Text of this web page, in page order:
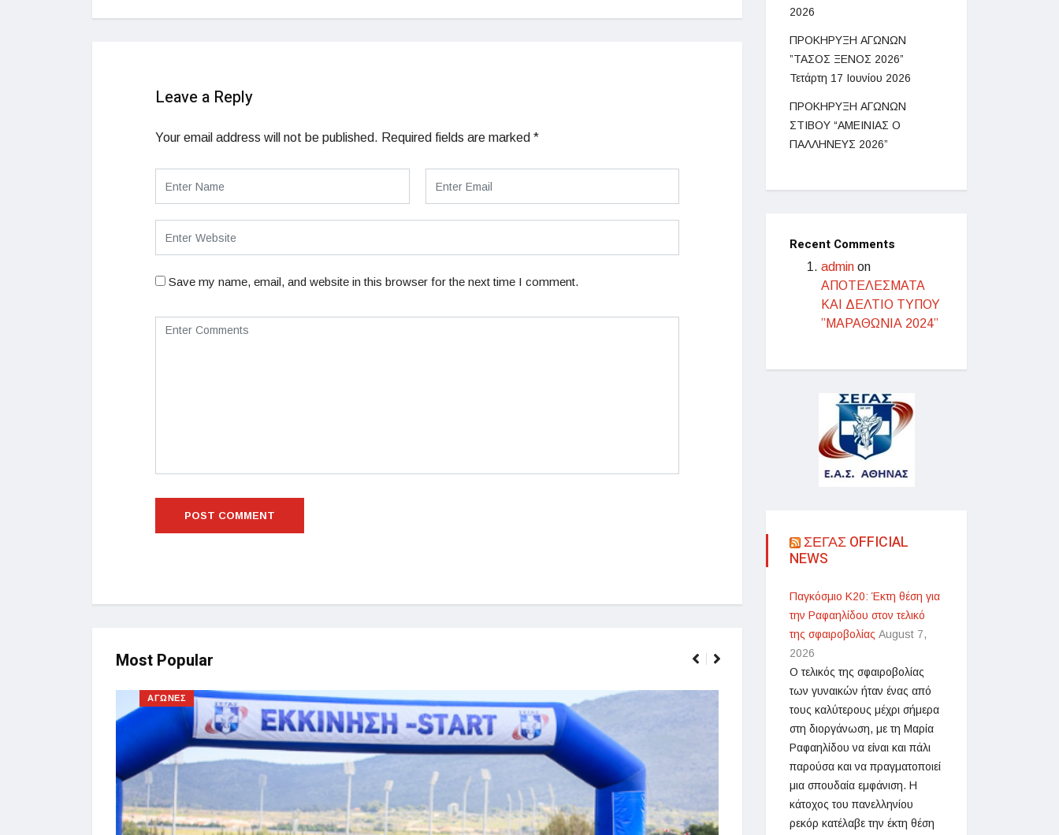
Leave a Reply
Your email address will not be published. Required fields are marked *
Save my name, email, and website in this browser for the next time I comment.
Most Popular
ΑΓΩΝΕΣ
2026
ΠΡΟΚΗΡΥΞΗ ΑΓΩΝΩΝ
”ΤΑΣΟΣ ΞΕΝΟΣ 2026”
Τετάρτη 17 Ιουνίου 2026
ΠΡΟΚΗΡΥΞΗ AΓΩΝΩΝ
ΣΤΙΒΟΥ “ΑΜΕΙΝΙΑΣ Ο
ΠΑΛΛΗΝΕΥΣ 2026”
Recent Comments
admin on
ΑΠΟΤΕΛΕΣΜΑΤΑ
ΚΑΙ ΔΕΛΤΙΟ ΤΥΠΟΥ
”ΜΑΡΑΘΩΝΙΑ 2024”
ΣΕΓΑΣ OFFICIAL
NEWS
Παγκόσμιο Κ20: Έκτη θέση για
την Ραφαηλίδου στον τελικό
της σφαιροβολίας August 7,
2026
Ο τελικός της σφαιροβολίας
των γυναικών ήταν ένας από
τους καλύτερους μέχρι σήμερα
στη διοργάνωση, με τη Μαρία
Ραφαηλίδου να είναι και πάλι
παρούσα και να πραγματοποιεί
μια σπουδαία εμφάνιση. Η
κάτοχος του πανελληνίου
ρεκόρ κατέλαβε την έκτη θέση